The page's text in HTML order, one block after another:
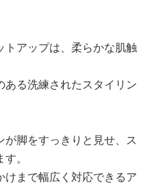
トアップは、柔らかな肌触
る洗練されたスタイリン
脚をすっきりと見せ、ス
。
まで幅広く対応できるア